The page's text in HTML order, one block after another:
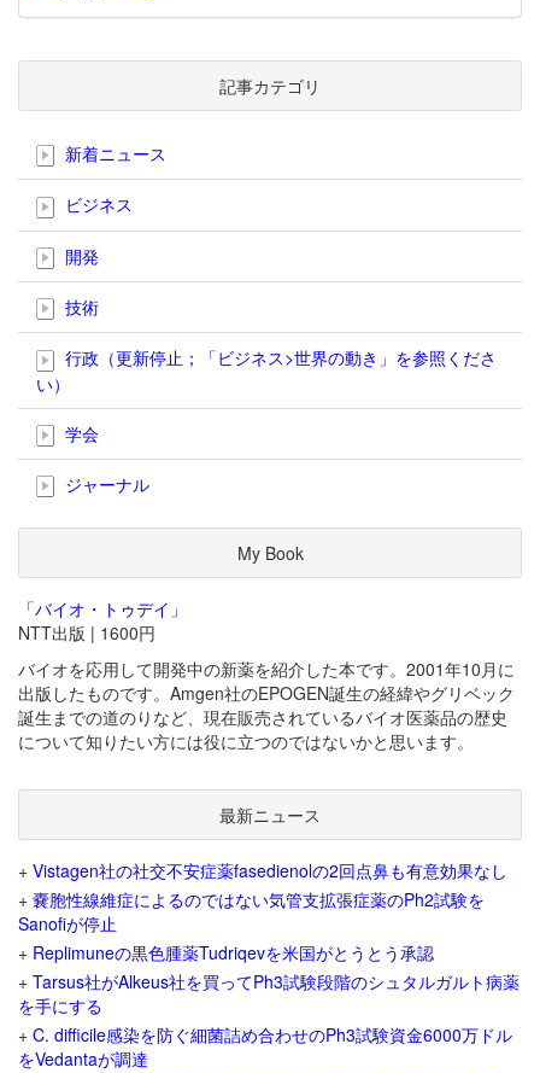
記事カテゴリ
新着ニュース
ビジネス
開発
技術
行政（更新停止；「ビジネス>世界の動き」を参照くださ
い）
学会
ジャーナル
My Book
「バイオ・トゥデイ」
NTT出版 | 1600円
バイオを応用して開発中の新薬を紹介した本です。2001年10月に
出版したものです。Amgen社のEPOGEN誕生の経緯やグリベック
誕生までの道のりなど、現在販売されているバイオ医薬品の歴史
について知りたい方には役に立つのではないかと思います。
最新ニュース
+ Vistagen社の社交不安症薬fasedienolの2回点鼻も有意効果なし
+ 嚢胞性線維症によるのではない気管支拡張症薬のPh2試験を
Sanofiが停止
+ Replimuneの黒色腫薬Tudriqevを米国がとうとう承認
+ Tarsus社がAlkeus社を買ってPh3試験段階のシュタルガルト病薬
を手にする
+ C. difficile感染を防ぐ細菌詰め合わせのPh3試験資金6000万ドル
をVedantaが調達